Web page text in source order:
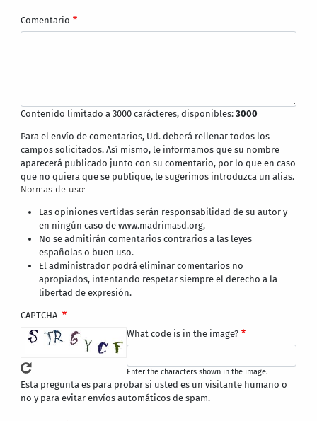
Comentario
Contenido limitado a 3000 carácteres, disponibles:3000
Para el envío de comentarios, Ud. deberá rellenar todos los
campos solicitados. Así mismo, le informamos que su nombre
aparecerá publicado junto con su comentario, por lo que en caso
que no quiera que se publique, le sugerimos introduzca un alias.
Normas de uso:
Las opiniones vertidas serán responsabilidad de su autor y
en ningún caso de www.madrimasd.org,
No se admitirán comentarios contrarios a las leyes
españolas o buen uso.
El administrador podrá eliminar comentarios no
apropiados, intentando respetar siempre el derecho a la
libertad de expresión.
CAPTCHA
What code is in the image?
Enter the characters shown in the image.
Esta pregunta es para probar si usted es un visitante humano o
no y para evitar envíos automáticos de spam.